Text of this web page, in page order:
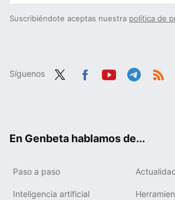
Suscribiéndote aceptas nuestra política de
Síguenos
En Genbeta hablamos de...
Paso a paso
Inteligencia artificial